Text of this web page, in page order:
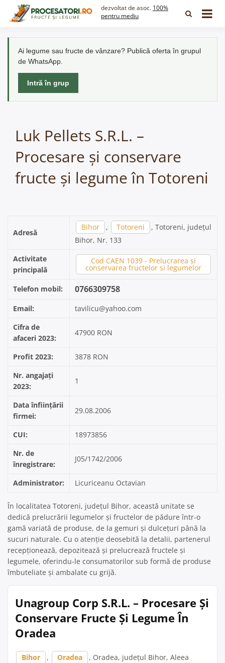
dezvoltat de asoc. 100%
pentru mediu
Ai legume sau fructe de vânzare? Publică oferta în grupul
de WhatsApp.
Intră în grup
Luk Pellets S.R.L. –
Procesare și conservare
fructe și legume în Totoreni
Adresă
Bihor , Totoreni
, Totoreni, județul
Bihor, Nr. 133
Activitate
principală
Cod CAEN 1039 - Prelucrarea si
conservarea fructelor si legumelor
Telefon mobil: 0766309758
Email:
tavilicu@yahoo.com
Cifra de
afaceri 2023:
47900 RON
Profit 2023:
3878 RON
Nr. angajați
2023:
1
Data înființării
firmei:
29.08.2006
CUI:
18973856
Nr. de
înregistrare:
J05/1742/2006
Administrator: Licuriceanu Octavian
În localitatea Totoreni, județul Bihor, această unitate se
dedică prelucrării legumelor și fructelor de pădure într-o
gamă variată de produse, de la gemuri și dulcețuri până la
sucuri naturale. Cu o atenție deosebită la detalii, partenerul
recepționează, depozitează și prelucrează fructele și
legumele, oferindu-le consumatorilor sub formă de produse
îmbuteliate și ambalate cu grijă.
Unagroup Corp S.R.L. – Procesare Și
Conservare Fructe Și Legume În
Oradea
Bihor , Oradea
, Oradea, județul Bihor, Aleea